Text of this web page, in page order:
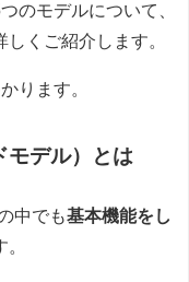
のモデルについて、
くご紹介します。
ります。
デル）とは
中でも基本機能をし
。